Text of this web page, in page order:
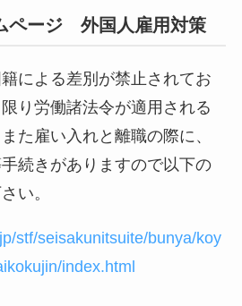
ページ 外国人雇用対策
による差別が禁止されてお
り労働諸法令が適用される
た雇い入れと離職の際に、
続きがありますので以下の
い。
stf/seisakunitsuite/bunya/koy
index.html